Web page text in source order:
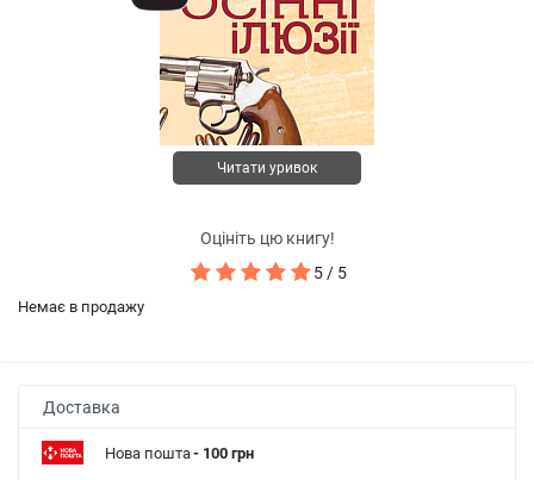
Читати уривок
Оцініть цю книгу!
5 / 5
Немає в продажу
Доставка
Нова пошта- 100 грн